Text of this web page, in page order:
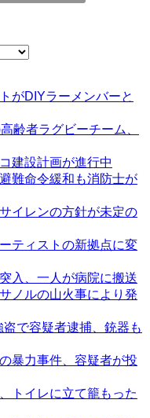
がDIYラーメンバーと
齢者ラグビーチーム、
建設計画が進行中
難命令緩和も消防士が
イレンの方針が未定の
ティストの新拠点に変
入、一人が病院に搬送
ノルの山火事により発
で容疑者逮捕、銃器も
暴力事件、容疑者が投
トイレに立て籠もった